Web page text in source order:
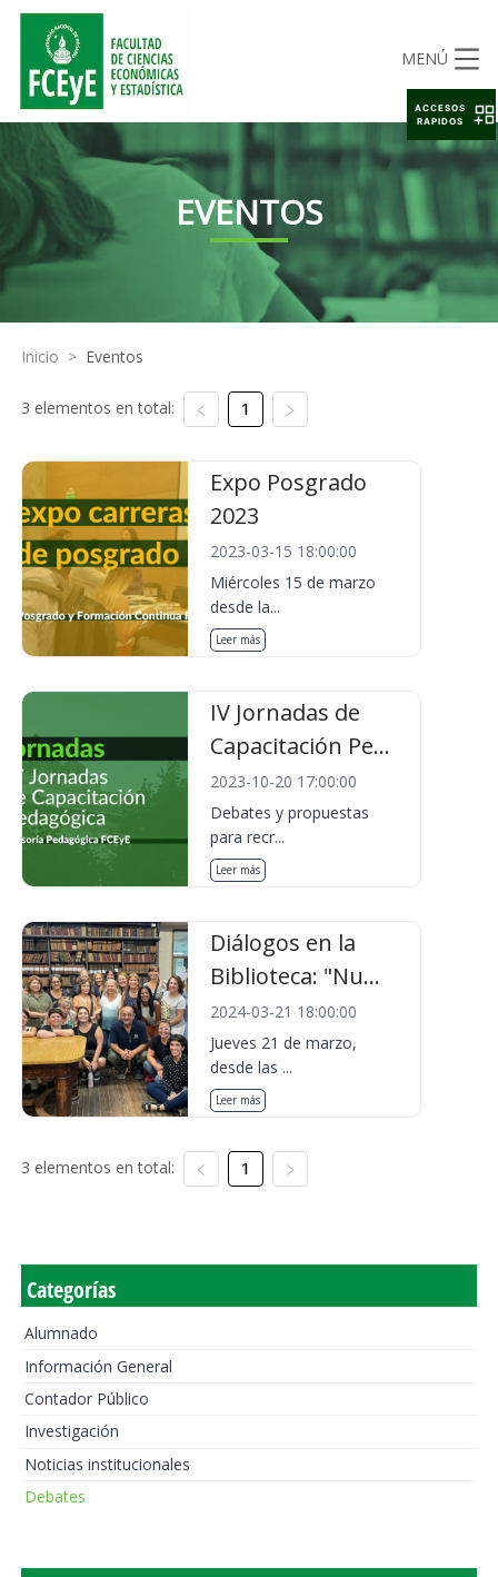
MENÚ
EVENTOS
Inicio > Eventos
3 elementos en total: 1
Expo Posgrado
2023
2023-03-15 18:00:00
Miércoles 15 de marzo
desde la...
Leer más
IV Jornadas de
Capacitación Pe...
2023-10-20 17:00:00
Debates y propuestas
para recr...
Leer más
Diálogos en la
Biblioteca: "Nu...
2024-03-21 18:00:00
Jueves 21 de marzo,
desde las ...
Leer más
3 elementos en total: 1
Categorías
Alumnado
Información General
Contador Público
Investigación
Noticias institucionales
Debates
ACCESOS
RAPIDOS